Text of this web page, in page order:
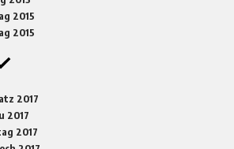
2015
2015
2017
2017
2017